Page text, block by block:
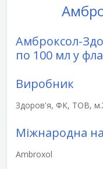
Амброксол-
по 100 мл у
Виробник
Здоров'я, ФК, ТОВ,
Міжнародна
Ambroxol